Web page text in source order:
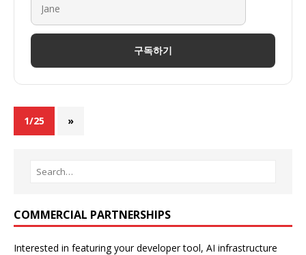
구독하기
1/25 »
COMMERCIAL PARTNERSHIPS
Interested in featuring your developer tool, AI infrastructure